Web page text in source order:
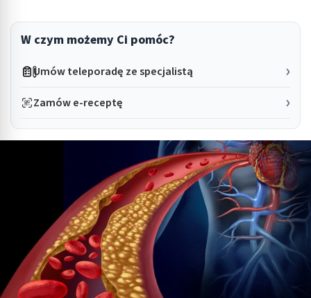
W czym możemy Ci pomóc?
Umów teleporadę ze specjalistą
Zamów e-receptę